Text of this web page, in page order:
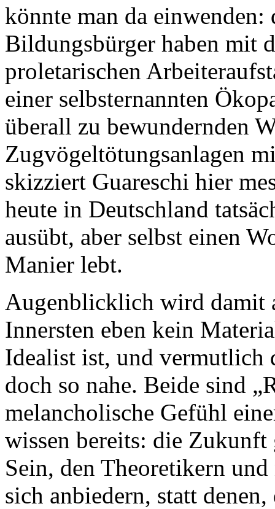
könnte man da einwenden:
Bildungsbürger haben mit
proletarischen
einer selbsternannten
überall zu bewundernden
Zugvögeltötungsanlagen
skizziert Guareschi hier
heute in Deutschland
ausübt, aber selbst einen
Manier lebt.
Augenblicklich wird damit
Innersten eben kein
Idealist ist, und vermutlich
doch so nahe. Beide sind
melancholische Gefühl
wissen bereits: die Zukunft
Sein, den Theoretikern
sich anbiedern, statt